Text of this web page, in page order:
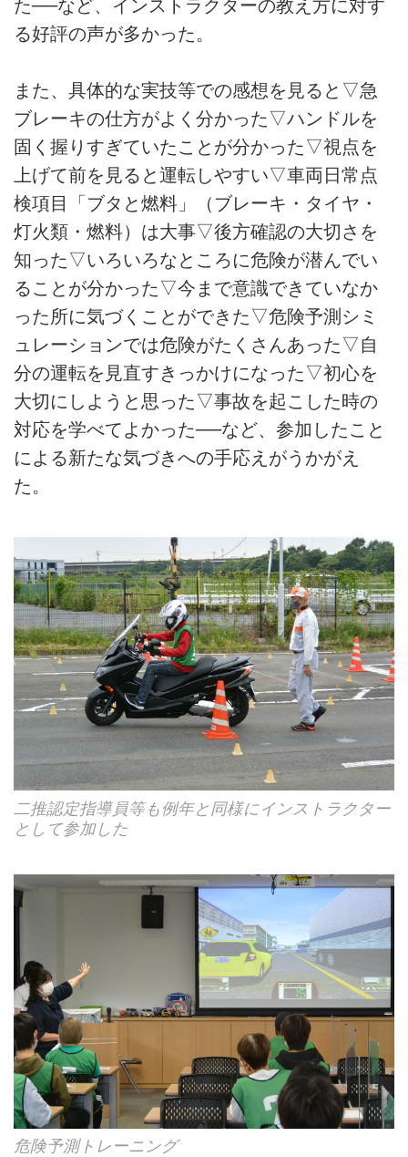
た──など、インストラクターの教え方に対す
る好評の声が多かった。
また、具体的な実技等での感想を見ると▽急
ブレーキの仕方がよく分かった▽ハンドルを
固く握りすぎていたことが分かった▽視点を
上げて前を見ると運転しやすい▽車両日常点
検項目「ブタと燃料」（ブレーキ・タイヤ・
灯火類・燃料）は大事▽後方確認の大切さを
知った▽いろいろなところに危険が潜んでい
ることが分かった▽今まで意識できていなか
った所に気づくことができた▽危険予測シミ
ュレーションでは危険がたくさんあった▽自
分の運転を見直すきっかけになった▽初心を
大切にしようと思った▽事故を起こした時の
対応を学べてよかった──など、参加したこと
による新たな気づきへの手応えがうかがえ
た。
二推認定指導員等も例年と同様にインストラクター
として参加した
危険予測トレーニング